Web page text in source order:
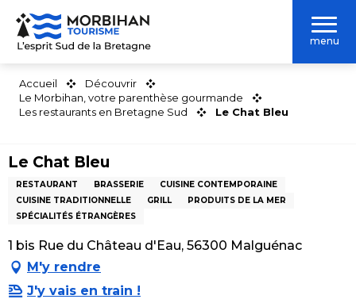
Aller
contenu
menu
Accueil
Découvrir
Le Morbihan, votre parenthèse gourmande
Les restaurants en Bretagne Sud
Le Chat Bleu
Le Chat Bleu
RESTAURANT BRASSERIE
CUISINE CONTEMPORAINE
CUISINE TRADITIONNELLE
GRILL
PRODUITS DE LA MER
SPÉCIALITÉS ÉTRANGÈRES
1 bis Rue du Château d'Eau, 56300 Malguénac
M'y rendre
J'y vais en train !